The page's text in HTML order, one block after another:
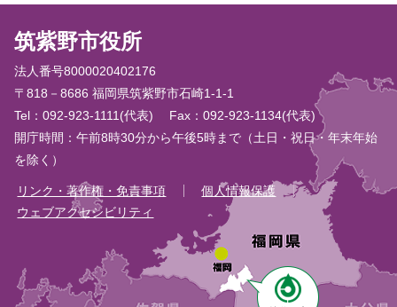
筑紫野市役所
法人番号8000020402176
〒818－8686 福岡県筑紫野市石崎1-1-1
Tel：092-923-1111(代表)
Fax：092-923-1134(代表)
開庁時間：午前8時30分から午後5時まで（土日・祝日・年末年始
を除く）
リンク・著作権・免責事項
個人情報保護
ウェブアクセシビリティ